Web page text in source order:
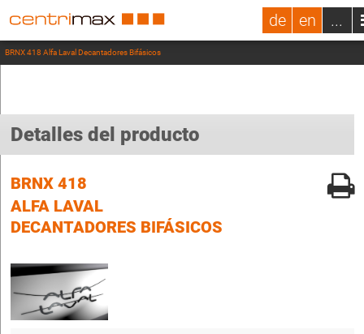
de en ...
BRNX 418 Alfa Laval Decantadores Bifásicos
Detalles del producto
BRNX 418
ALFA LAVAL
DECANTADORES BIFÁSICOS